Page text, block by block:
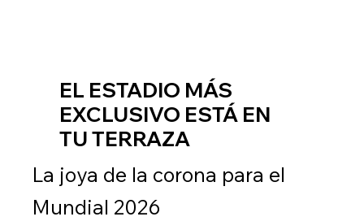
EL ESTADIO MÁS
EXCLUSIVO ESTÁ EN
TU TERRAZA
La joya de la corona para el
Mundial 2026